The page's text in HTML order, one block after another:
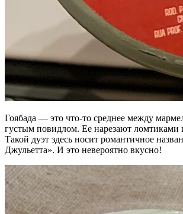
Гоябада — это что-то среднее между
густым повидлом. Ее нарезают ломтиками
Такой дуэт здесь носит романтичное
Джульетта». И это невероятно вкусно!